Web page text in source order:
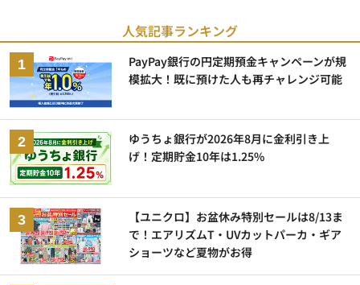
人気記事ランキング
PayPay銀行の円定期預金キャンペーンが規
模拡大！既に預けた人も再チャレンジ可能
ゆうちょ銀行が2026年8月に金利引き上
げ！定期貯金10年は1.25%
【ユニクロ】お盆休み特別セールは8/13ま
で！エアリズムT・UVカットパーカ・ギア
ショーツなど夏物がお得